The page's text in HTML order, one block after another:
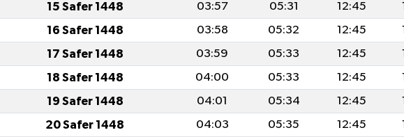
15 Safer 1448 03:57 05:31 12:45
16 Safer 1448 03:58 05:32 12:45
17 Safer 1448 03:59 05:33 12:45
18 Safer 1448 04:00 05:33 12:45
19 Safer 1448 04:01 05:34 12:45
20 Safer 1448 04:03 05:35 12:45